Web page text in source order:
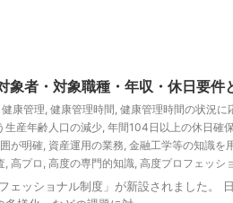
者・対象職種・年収・休日要件
健康管理, 健康管理時間, 健康管理時間の状況に
生産年齢人口の減少, 年間104日以上の休日確
が明確, 資産運用の業務, 金融工学等の知識を
, 高プロ , 高度の専門的知識, 高度プロフェッシ
ェッショナル制度」が新設されました。